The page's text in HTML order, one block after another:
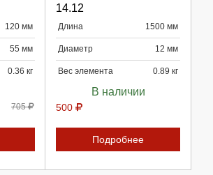
120 мм
55 мм
0.36 кг
705
14.12
Длина 1500 мм
Диаметр 12 мм
Вес элемента 0.89 кг
В наличии
500
Подробнее